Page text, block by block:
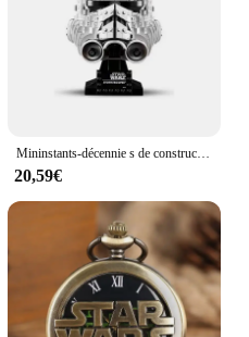
Mininstants-décennie s de construction de casques de guerre pour enfants, Stormtrooper, Vader, aught, Fighter, Pilot, Modèle, Jouets, Cadeau, 75276, 75304, 75274
20,59€